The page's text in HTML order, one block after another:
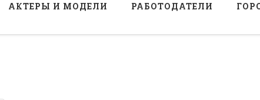
АКТЕРЫ И МОДЕЛИ РАБОТОДАТЕЛИ